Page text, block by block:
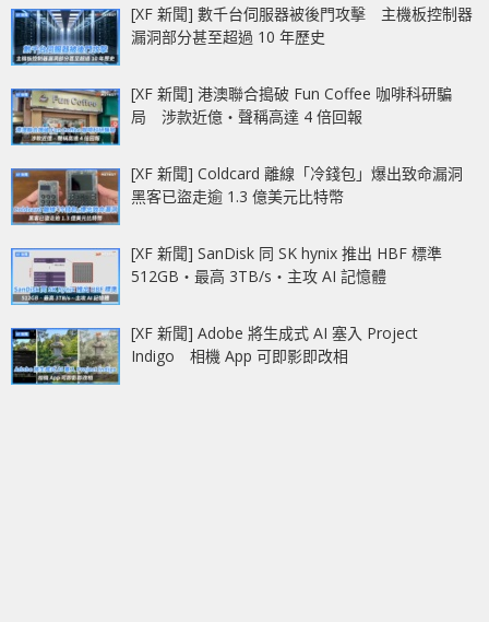
[XF 新聞] 數千台伺服器被後門攻擊 主機板控制器
漏洞部分甚至超過 10 年歷史
[XF 新聞] 港澳聯合搗破 Fun Coffee 咖啡科研騙
局 涉款近億‧聲稱高達 4 倍回報
[XF 新聞] Coldcard 離線「冷錢包」爆出致命漏洞
黑客已盜走逾 1.3 億美元比特幣
[XF 新聞] SanDisk 同 SK hynix 推出 HBF 標準
512GB‧最高 3TB/s‧主攻 AI 記憶體
[XF 新聞] Adobe 將生成式 AI 塞入 Project
Indigo 相機 App 可即影即改相